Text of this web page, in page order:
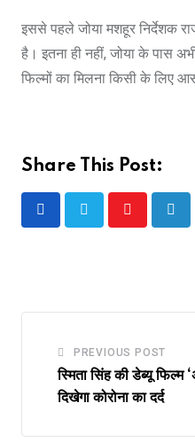
इससे पहले जोया मशहूर निर्देशक
है। इतना ही नहीं, जोया के पास
फिल्‍मों का मिलना किसी के लिए
Share This Post:
Youtube
PREVIOUS POST
स्मिता सिंह की डेब्यू फिल्म
दिखेगा कोरोना का दर्द